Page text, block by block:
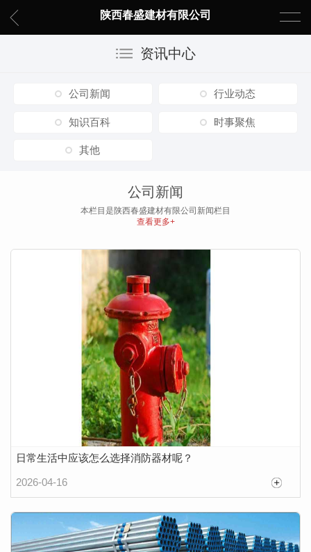
陕西春盛建材有限公司
资讯中心
公司新闻 行业动态
知识百科 时事聚焦
其他
公司新闻
本栏目是陕西春盛建材有限公司新闻栏目
查看更多+
日常生活中应该怎么选择消防器材呢？
2026-04-16